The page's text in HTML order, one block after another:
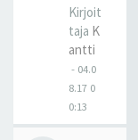
Kirjoit
taja K
antti
- 04.0
8.17 0
0:13